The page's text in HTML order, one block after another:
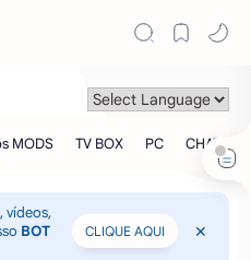
vídeos,
BOT
CLIQUE AQUI